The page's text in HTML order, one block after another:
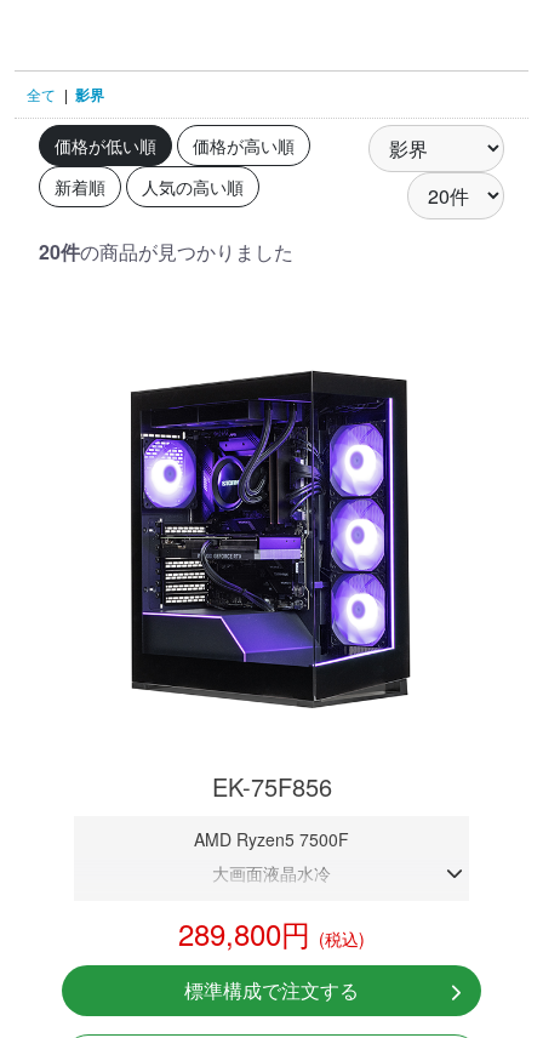
全て | 影界
価格が低い順
価格が高い順
新着順
人気の高い順
20件の商品が見つかりました
EK-75F856
AMD Ryzen5 7500F
大画面液晶水冷
RTX 5060 8GB
NVMeSSD 1TB
無線LAN Bluetooth対応
289,800円 (税込)
標準構成で注文する